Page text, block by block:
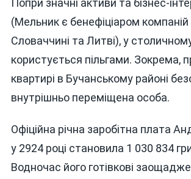
Попри значні активи та бізнес-
(Мельник є бенефіціаром компаній
Словаччині та Литві), у столичному
користується пільгами. Зокрема,
квартирі в Бучанському районі
внутрішньо переміщена особа.
Офіційна річна заробітна плата
у 2924 році становила 1 030 834
Водночас його готівкові